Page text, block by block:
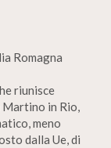
Romagna
riunisce
Martino in Rio,
meno
dalla Ue, di